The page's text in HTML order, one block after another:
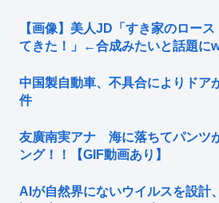
【画像】美人JD「すき家のロー
てきた！」←合成みたいと話題に
中国製自動車、不具合によりドア
件
友廣南実アナ 海に落ちてパンツ
ング！！【GIF動画あり】
AIが自然界にないウイルスを設計